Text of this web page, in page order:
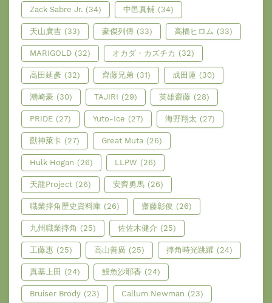
Zack Sabre Jr. (34) 中邑真輔 (34)
天山廣吉 (33) 豪傑列傳 (33) 高橋ヒロム (33)
MARIGOLD (32) オカダ・カズチカ (32)
高田延彥 (32) 齊藤兄弟 (31) 成田蓮 (30)
潮崎豪 (30) TAJIRI (29) 英雄齋藤 (28)
PRIDE (27) Yuto-Ice (27) 海野翔太 (27)
獸神萊卡 (27) Great Muta (26)
Hulk Hogan (26) LLPW (26)
天龍Project (26) 安齊勇馬 (26)
職業摔角歷史資料庫 (26) 齋藤彰俊 (26)
九州職業摔角 (25) 佐佐木健介 (25)
工藤惠 (25) 高山善廣 (25) 摔角時光跳躍 (24)
真基上田 (24) 鰻魚沙耶香 (24)
Bruiser Brody (23) Callum Newman (23)